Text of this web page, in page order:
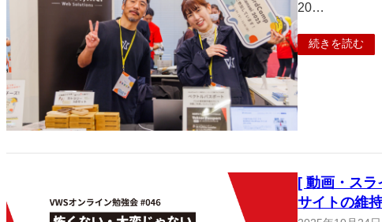
20…
続きを読む
[ 動画・ス
サイトの維